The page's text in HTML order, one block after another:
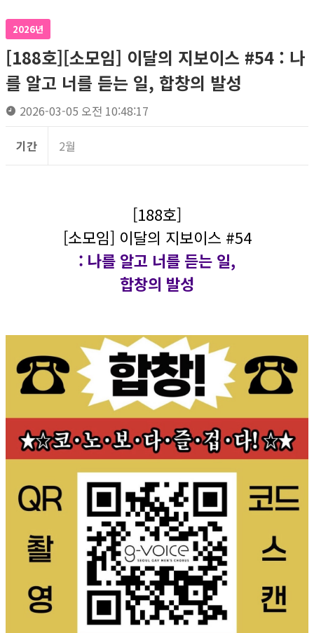
2026년
[188호][소모임] 이달의 지보이스 #54 : 나
를 알고 너를 듣는 일, 합창의 발성
2026-03-05 오전 10:48:17
기간 2월
[188호]
[소모임] 이달의 지보이스 #54
: 나를 알고 너를 듣는 일,
합창의 발성